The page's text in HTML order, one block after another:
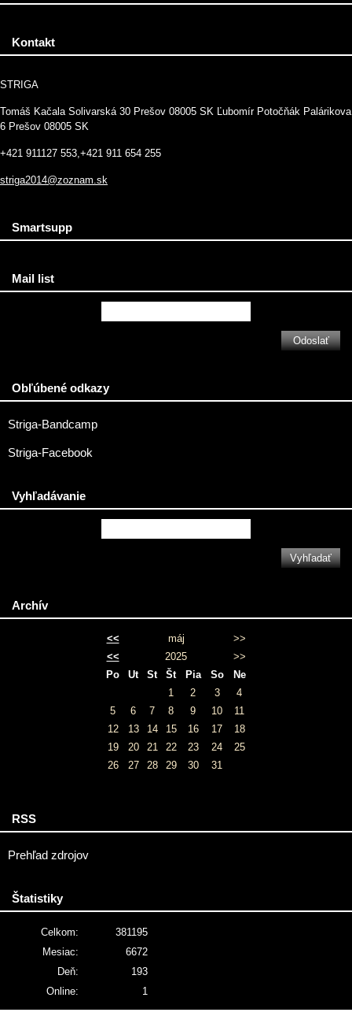
Kontakt
STRIGA
Tomáš Kačala Solivarská 30 Prešov 08005 SK Ľubomír Potočňák Palárikova
6 Prešov 08005 SK
+421 911127 553,+421 911 654 255
striga2014@zoznam.sk
Smartsupp
Mail list
Obľúbené odkazy
Striga-Bandcamp
Striga-Facebook
Vyhľadávanie
Archív
<< máj
>>
<<
2025
>>
Po
Ut St Št Pia So
Ne
1
2 3
4
5
6 7 8 9 10
11
12
13 14 15 16 17
18
19
20 21 22 23 24
25
26
27 28 29 30 31
RSS
Prehľad zdrojov
Štatistiky
Online: 1
Celkom:
381195
Mesiac:
6672
Deň:
193